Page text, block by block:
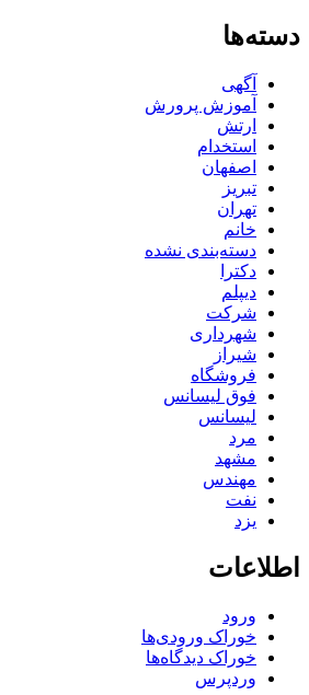
دسته‌ها
آگهی
آموزش پرورش
ارتش
استخدام
اصفهان
تبریز
تهران
خانم
دسته‌بندی نشده
دکترا
دیپلم
شرکت
شهرداری
شیراز
فروشگاه
فوق لیسانس
لیسانس
مرد
مشهد
مهندس
نفت
یزد
اطلاعات
ورود
خوراک ورودی‌ها
خوراک دیدگاه‌ها
وردپرس